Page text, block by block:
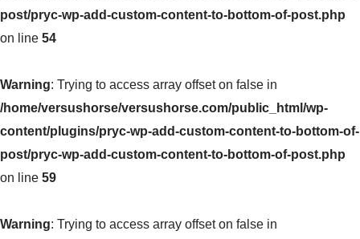
post/pryc-wp-add-custom-content-to-bottom-of-post.php
on line 54
Warning: Trying to access array offset on false in
/home/versushorse/versushorse.com/public_html/wp-
content/plugins/pryc-wp-add-custom-content-to-bottom-of-
post/pryc-wp-add-custom-content-to-bottom-of-post.php
on line 59
Warning: Trying to access array offset on false in